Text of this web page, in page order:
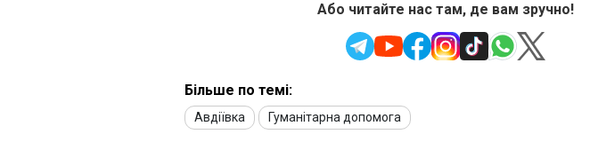
Або читайте нас там, де вам зручно!
Більше по темі:
Авдіївка Гуманітарна допомога